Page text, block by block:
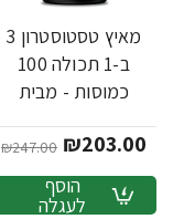
מאיץ טסטוסטרון 3
ב-1 תכולה 100
כמוסות - מבית
₪203.00
₪247.00
הוסף
לעגלה